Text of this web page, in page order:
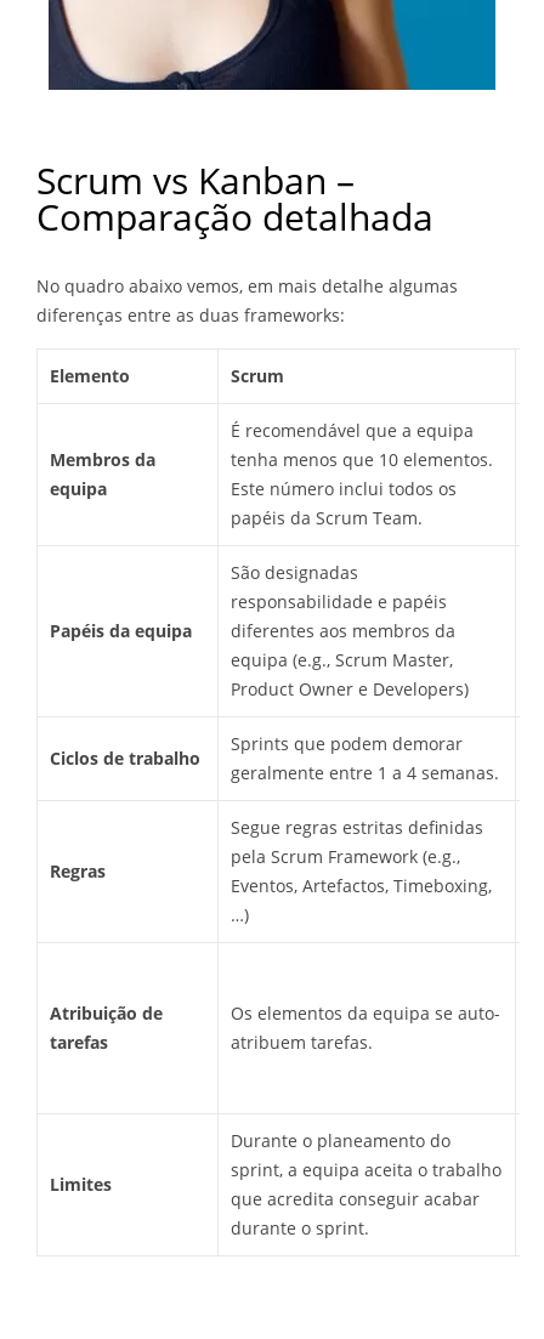
Scrum vs Kanban –
Comparação detalhada
No quadro abaixo vemos, em mais detalhe algumas
diferenças entre as duas frameworks:
Elemento Scrum
Membros da
equipa
É recomendável que a equipa
tenha menos que 10 elementos.
Este número inclui todos os
papéis da Scrum Team.
Papéis da equipa
São designadas
responsabilidade e papéis
diferentes aos membros da
equipa (e.g., Scrum Master,
Product Owner e Developers)
Ciclos de trabalho
Sprints que podem demorar
geralmente entre 1 a 4 semanas.
Regras
Segue regras estritas definidas
pela Scrum Framework (e.g.,
Eventos, Artefactos, Timeboxing,
…)
Atribuição de
tarefas
Os elementos da equipa se auto-
atribuem tarefas.
Limites
Durante o planeamento do
sprint, a equipa aceita o trabalho
que acredita conseguir acabar
durante o sprint.